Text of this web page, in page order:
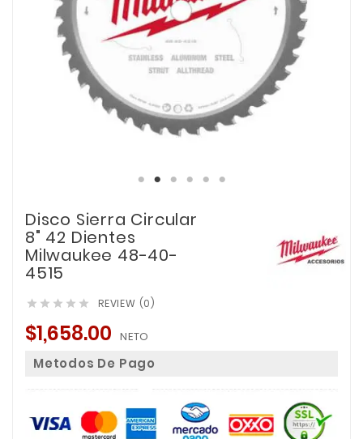
Disco Sierra Circular
8" 42 Dientes
Milwaukee 48-40-
4515
     REVIEW (0)
$1,658.00 NETO
Metodos De Pago